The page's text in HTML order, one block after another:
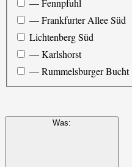
— Fennpfuhl
— Frankfurter Allee Süd
Lichtenberg Süd
— Karlshorst
— Rummelsburger Bucht
Was: